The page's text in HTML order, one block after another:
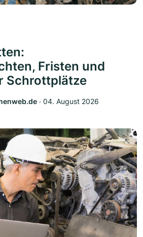
Fristen und
Schrottplätze
‧ 04. August 2026